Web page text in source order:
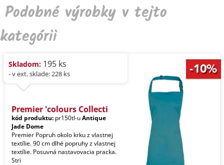
Podobné výrobky v tejto
kategórii
Skladom: 195 ks
- v ext. sklade: 228 ks
Premier 'colours Collecti
kód produktu: pr150tl-uAntique
Jade Dome
Premier Popruh okolo krku z vlastnej
textílie. 90 cm dlhé popruhy z vlastnej
textílie. Posuvná nastavovacia pracka.
Stri